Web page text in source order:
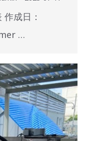
成日：
…